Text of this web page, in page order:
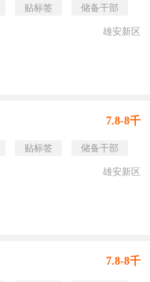
贴标签 储备干部
雄安新区
7.8-8千
贴标签 储备干部
雄安新区
7.8-8千